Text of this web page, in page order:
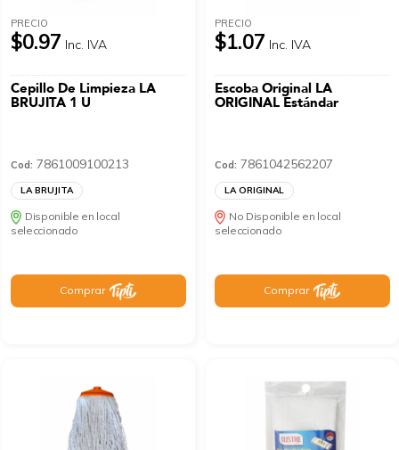
PRECIO
$0.97 Inc. IVA
Cepillo De Limpieza LA
BRUJITA 1 U
Cod: 7861009100213
LA BRUJITA
Disponible en local
seleccionado
Comprar
PRECIO
$1.07 Inc. IVA
Escoba Original LA
ORIGINAL Estándar
Cod: 7861042562207
LA ORIGINAL
No Disponible en local
seleccionado
Comprar